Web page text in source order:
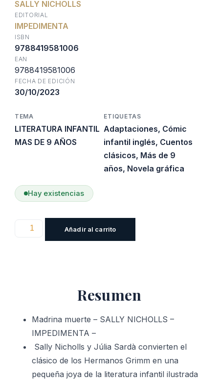
original
era:
$31.400.
SALLY NICHOLLS
EDITORIAL
IMPEDIMENTA
ISBN
9788419581006
EAN
9788419581006
FECHA DE EDICIÓN
30/10/2023
TEMA
LITERATURA INFANTIL
MAS DE 9 AÑOS
ETIQUETAS
Adaptaciones, Cómic
infantil inglés, Cuentos
clásicos, Más de 9
años, Novela gráfica
Hay existencias
Madrina
Añadir al carrito
Resumen
Madrina muerte – SALLY NICHOLLS –
IMPEDIMENTA –
Sally Nicholls y Júlia Sardà convierten el
clásico de los Hermanos Grimm en una
pequeña joya de la literatura infantil ilustrada